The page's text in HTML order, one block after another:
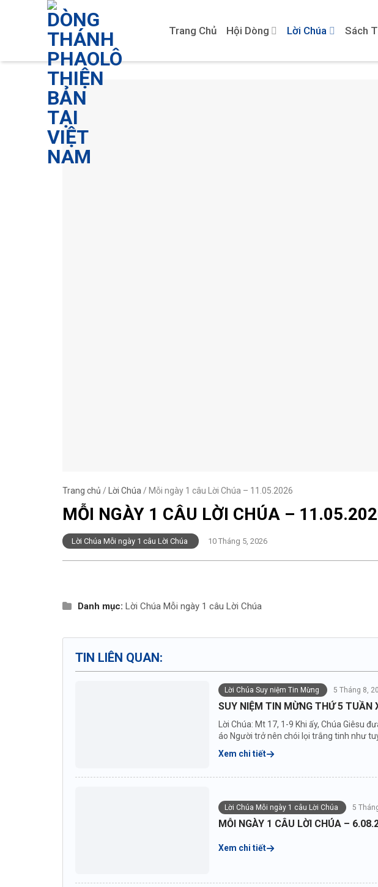
Trang Chủ Hội Dòng Lời Chúa Sách
Trang chủ / Lời Chúa / Mỗi ngày 1 câu Lời Chúa – 11.05.2026
MỖI NGÀY 1 CÂU LỜI CHÚA –
Lời Chúa Mỗi ngày 1 câu Lời Chúa 10 Tháng 5, 2026
Danh mục: Lời Chúa Mỗi ngày 1 câu Lời Chúa
TIN LIÊN QUAN:
Lời Chúa Suy niệm Tin Mừng 5 Tháng 8,
SUY NIỆM TIN MỪNG THỨ 5 TUẦN
Lời Chúa: Mt 17, 1-9 Khi ấy, Chúa Giêsu
áo Người trở nên chói lọi trắng tinh như
Xem chi tiết
Lời Chúa Mỗi ngày 1 câu Lời Chúa 5
MỖI NGÀY 1 CÂU LỜI CHÚA –
Xem chi tiết